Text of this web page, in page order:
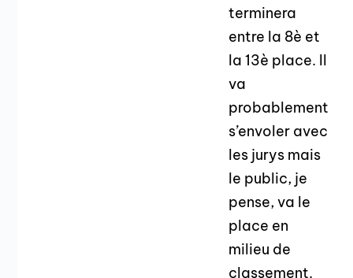
terminera
entre la 8è et
la 13è place. Il
va
probablement
s’envoler avec
les jurys mais
le public, je
pense, va le
place en
milieu de
classement.